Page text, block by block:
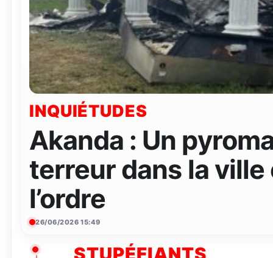
INQUIÉTUDES
Akanda : Un
terreur dans la
l’ordre
26/06/2026 15:49